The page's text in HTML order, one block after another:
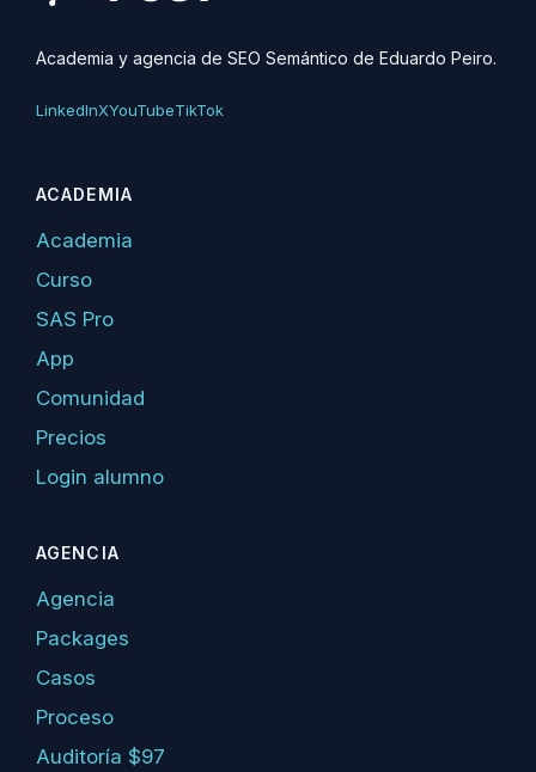
Academia y agencia de SEO Semántico de Eduardo Peiro.
LinkedInXYouTubeTikTok
ACADEMIA
Academia
Curso
SAS Pro
App
Comunidad
Precios
Login alumno
AGENCIA
Agencia
Packages
Casos
Proceso
Auditoría $97